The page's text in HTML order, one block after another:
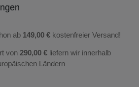
ab 149,00 € kostenfreier Versand!
von 290,00 € liefern wir innerhalb
Ländern